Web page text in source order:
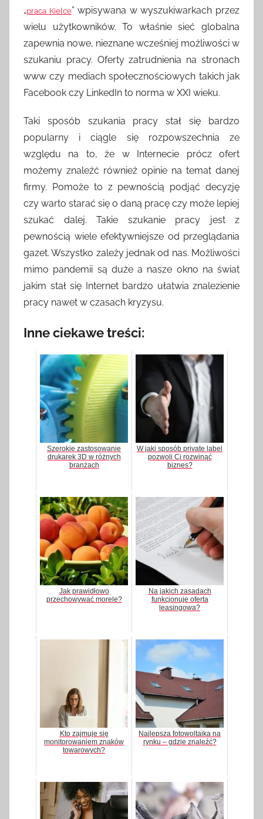
„praca Kielce” wpisywana w wyszukiwarkach przez
wielu użytkowników. To właśnie sieć globalna
zapewnia nowe, nieznane wcześniej możliwości w
szukaniu pracy. Oferty zatrudnienia na stronach
www czy mediach społecznościowych takich jak
Facebook czy LinkedIn to norma w XXI wieku.
Taki sposób szukania pracy stał się bardzo
popularny i ciągle się rozpowszechnia ze
względu na to, że w Internecie prócz ofert
możemy znaleźć również opinie na temat danej
firmy. Pomoże to z pewnością podjąć decyzję
czy warto starać się o daną pracę czy może lepiej
szukać dalej. Takie szukanie pracy jest z
pewnością wiele efektywniejsze od przeglądania
gazet. Wszystko zależy jednak od nas. Możliwości
mimo pandemii są duże a nasze okno na świat
jakim stał się Internet bardzo ułatwia znalezienie
pracy nawet w czasach kryzysu.
Inne ciekawe treści:
Szerokie zastosowanie
drukarek 3D w różnych
branżach
W jaki sposób private label
pozwoli Ci rozwinąć
biznes?
Jak prawidłowo
przechowywać morele?
Na jakich zasadach
funkcjonuje oferta
leasingowa?
Kto zajmuje się
monitorowaniem znaków
towarowych?
Najlepsza fotowoltaika na
rynku – gdzie znaleźć?